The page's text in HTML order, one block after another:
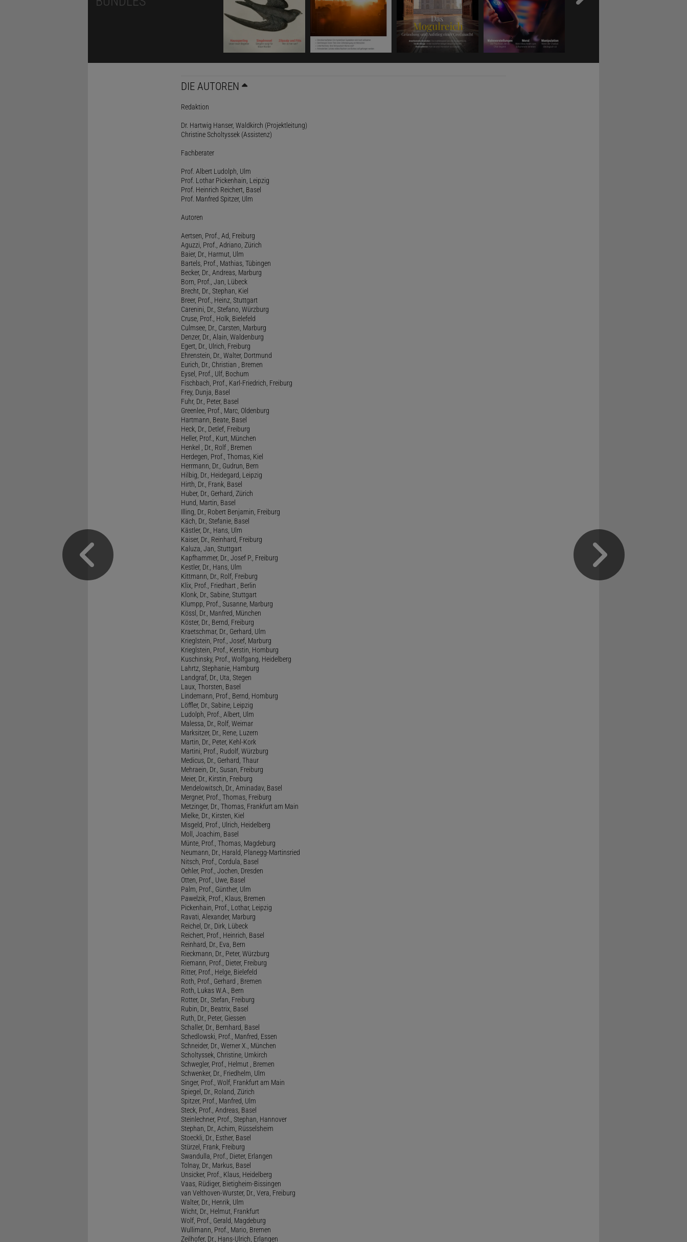
DIE AUTOREN
Redaktion
Dr. Hartwig Hanser, Waldkirch (Projektleitung)
Christine Scholtyssek (Assistenz)
Fachberater
Prof. Albert Ludolph, Ulm
Prof. Lothar Pickenhain, Leipzig
Prof. Heinrich Reichert, Basel
Prof. Manfred Spitzer, Ulm
Autoren
Aertsen, Prof., Ad, Freiburg
Aguzzi, Prof., Adriano, Zürich
Baier, Dr., Harmut, Ulm
Bartels, Prof., Mathias, Tübingen
Becker, Dr., Andreas, Marburg
Born, Prof., Jan, Lübeck
Brecht, Dr., Stephan, Kiel
Breer, Prof., Heinz, Stuttgart
Carenini, Dr., Stefano, Würzburg
Cruse, Prof., Holk, Bielefeld
Culmsee, Dr., Carsten, Marburg
Denzer, Dr., Alain, Waldenburg
Egert, Dr., Ulrich, Freiburg
Ehrenstein, Dr., Walter, Dortmund
Eurich, Dr., Christian , Bremen
Eysel, Prof., Ulf, Bochum
Fischbach, Prof., Karl-Friedrich, Freiburg
Frey, Dunja, Basel
Fuhr, Dr., Peter, Basel
Greenlee, Prof., Marc, Oldenburg
Hartmann, Beate, Basel
Heck, Dr., Detlef, Freiburg
Heller, Prof., Kurt, München
Henkel , Dr., Rolf , Bremen
Herdegen, Prof., Thomas, Kiel
Herrmann, Dr., Gudrun, Bern
Hilbig, Dr., Heidegard, Leipzig
Hirth, Dr., Frank, Basel
Huber, Dr., Gerhard, Zürich
Hund, Martin, Basel
Illing, Dr., Robert Benjamin, Freiburg
Käch, Dr., Stefanie, Basel
Kästler, Dr., Hans, Ulm
Kaiser, Dr., Reinhard, Freiburg
Kaluza, Jan, Stuttgart
Kapfhammer, Dr., Josef P., Freiburg
Kestler, Dr., Hans, Ulm
Kittmann, Dr., Rolf, Freiburg
Klix, Prof., Friedhart , Berlin
Klonk, Dr., Sabine, Stuttgart
Klumpp, Prof., Susanne, Marburg
Kössl, Dr., Manfred, München
Köster, Dr., Bernd, Freiburg
Kraetschmar, Dr., Gerhard, Ulm
Krieglstein, Prof., Josef, Marburg
Krieglstein, Prof., Kerstin, Homburg
Kuschinsky, Prof., Wolfgang, Heidelberg
Lahrtz, Stephanie, Hamburg
Landgraf, Dr., Uta, Stegen
Laux, Thorsten, Basel
Lindemann, Prof., Bernd, Homburg
Löffler, Dr., Sabine, Leipzig
Ludolph, Prof., Albert, Ulm
Malessa, Dr., Rolf, Weimar
Marksitzer, Dr., Rene, Luzern
Martin, Dr., Peter, Kehl-Kork
Martini, Prof., Rudolf, Würzburg
Medicus, Dr., Gerhard, Thaur
Mehraein, Dr., Susan, Freiburg
Meier, Dr., Kirstin, Freiburg
Mendelowitsch, Dr., Aminadav, Basel
Mergner, Prof., Thomas, Freiburg
Metzinger, Dr., Thomas, Frankfurt am Main
Mielke, Dr., Kirsten, Kiel
Misgeld, Prof., Ulrich, Heidelberg
Moll, Joachim, Basel
Münte, Prof., Thomas, Magdeburg
Neumann, Dr., Harald, Planegg-Martinsried
Nitsch, Prof., Cordula, Basel
Oehler, Prof., Jochen, Dresden
Otten, Prof., Uwe, Basel
Palm, Prof., Günther, Ulm
Pawelzik, Prof., Klaus, Bremen
Pickenhain, Prof., Lothar, Leipzig
Ravati, Alexander, Marburg
Reichel, Dr., Dirk, Lübeck
Reichert, Prof., Heinrich, Basel
Reinhard, Dr., Eva, Bern
Rieckmann, Dr., Peter, Würzburg
Riemann, Prof., Dieter, Freiburg
Ritter, Prof., Helge, Bielefeld
Roth, Prof., Gerhard , Bremen
Roth, Lukas W.A., Bern
Rotter, Dr., Stefan, Freiburg
Rubin, Dr., Beatrix, Basel
Ruth, Dr., Peter, Giessen
Schaller, Dr., Bernhard, Basel
Schedlowski, Prof., Manfred, Essen
Schneider, Dr., Werner X., München
Scholtyssek, Christine, Umkirch
Schwegler, Prof., Helmut , Bremen
Schwenker, Dr., Friedhelm, Ulm
Singer, Prof., Wolf, Frankfurt am Main
Spiegel, Dr., Roland, Zürich
Spitzer, Prof., Manfred, Ulm
Steck, Prof., Andreas, Basel
Steinlechner, Prof., Stephan, Hannover
Stephan, Dr., Achim, Rüsselsheim
Stoeckli, Dr., Esther, Basel
Stürzel, Frank, Freiburg
Swandulla, Prof., Dieter, Erlangen
Tolnay, Dr., Markus, Basel
Unsicker, Prof., Klaus, Heidelberg
Vaas, Rüdiger, Bietigheim-Bissingen
van Velthoven-Wurster, Dr., Vera, Freiburg
Walter, Dr., Henrik, Ulm
Wicht, Dr., Helmut, Frankfurt
Wolf, Prof., Gerald, Magdeburg
Wullimann, Prof., Mario, Bremen
Zeilhofer, Dr., Hans-Ulrich, Erlangen